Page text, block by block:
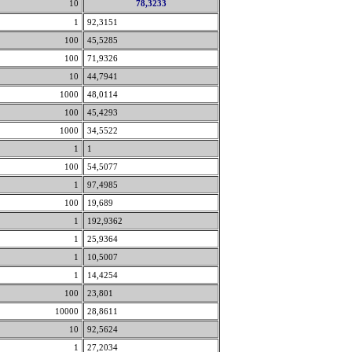
10
78,3233
1
92,3151
100
45,5285
100
71,9326
10
44,7941
1000
48,0114
100
45,4293
1000
34,5522
1
1
100
54,5077
1
97,4985
100
19,689
1
192,9362
1
25,9364
1
10,5007
1
14,4254
100
23,801
10000
28,8611
10
92,5624
1
27,2034